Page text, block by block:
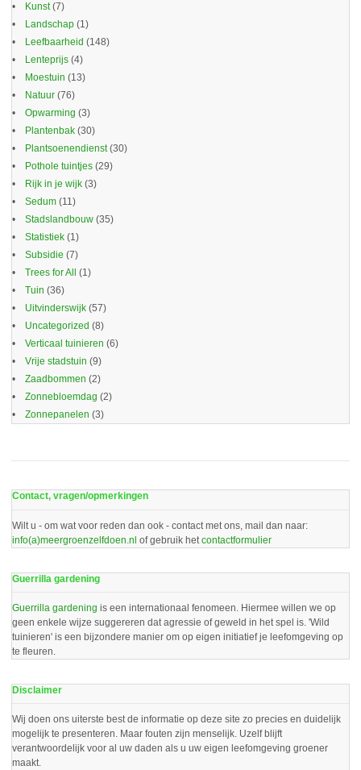
Kunst(7)
Landschap (1)
Leefbaarheid (148)
Lenteprijs (4)
Moestuin (13)
Natuur (76)
Opwarming (3)
Plantenbak (30)
Plantsoenendienst(30)
Pothole tuintjes (29)
Rijk in je wijk (3)
Sedum (11)
Stadslandbouw (35)
Statistiek (1)
Subsidie (7)
Trees for All
(1)
Tuin (36)
Uitvinderswijk (57)
Uncategorized (8)
Verticaal tuinieren (6)
Vrije stadstuin (9)
Zaadbommen (2)
Zonnebloemdag (2)
Zonnepanelen (3)
Contact, vragen/opmerkingen
Wilt u - om wat voor reden dan ook - contact met ons, mail dan naar:
info(a)meergroenzelfdoen.nl of gebruik het contactformulier
Guerrilla gardening
Guerrilla gardening is een internationaal fenomeen. Hiermee willen we op
geen enkele wijze suggereren dat agressie of geweld in het spel is. 'Wild
tuinieren' is een bijzondere manier om op eigen initiatief je leefomgeving op
te fleuren.
Disclaimer
Wij doen ons uiterste best de informatie op deze site zo precies en duidelijk
mogelijk te presenteren. Maar fouten zijn menselijk. Uzelf blijft
verantwoordelijk voor al uw daden als u uw eigen leefomgeving groener
maakt.